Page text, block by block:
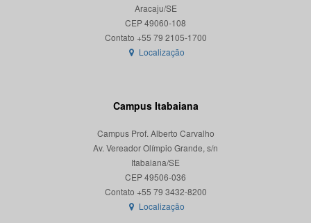
Aracaju/SE
CEP 49060-108
Localização
Campus Itabaiana
Campus Prof. Alberto Carvalho
Av. Vereador Olímpio Grande, s/n
Itabaiana/SE
CEP 49506-036
Localização